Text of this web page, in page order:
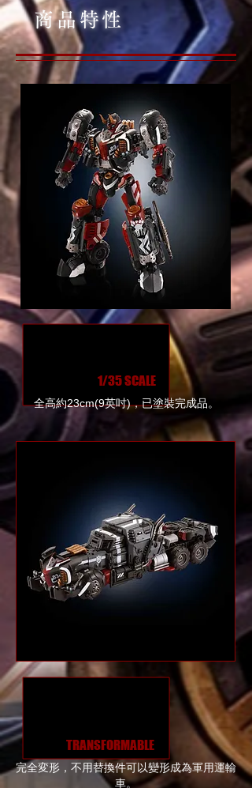
商品特性
1/35 SCALE
全高約23cm(9英吋)，已塗裝完成品。
TRANSFORMABLE
完全変形，不用替換件可以變形成為軍用運輸
車。